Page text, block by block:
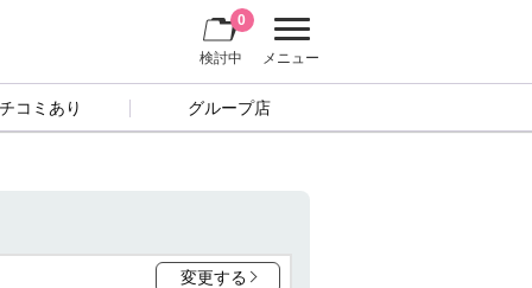
メニュー
検討中
0
コミあり グループ店
変更する